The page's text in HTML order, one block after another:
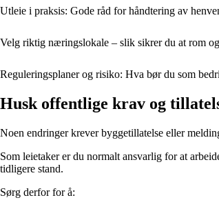
Utleie i praksis: Gode råd for håndtering av
Velg riktig næringslokale – slik sikrer du at rom og
Reguleringsplaner og risiko: Hva bør du som
Husk offentlige krav og
Noen endringer krever byggetillatelse eller
Som leietaker er du normalt ansvarlig for at
tidligere stand.
Sørg derfor for å: